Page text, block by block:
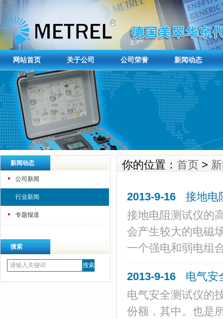
网站首页 关于公司 公司荣誉 新闻动态
新闻动态
公司新闻
行业新闻
专题报道
搜索
你的位置： 首页 >
2013-9-16
接地电
接地电阻测试仪的
会产生较大的电磁
一个强电和弱电组
2013-9-16
电气安
电气安全测试仪的
份额，其中。也是